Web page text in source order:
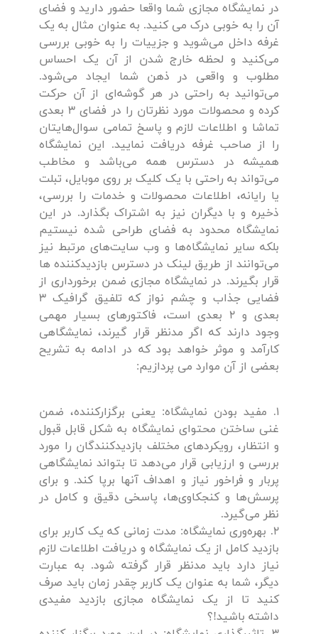
در نمایشگاه مجازی شما واقعا حضور دارید و فضای
آن را به خوبی درک می کنید. به عنوان مثال به یک
غرفه داخل می‌شوید و جزییات را به خوبی بررسی
می‌کنید و لحظه خارج شدن از آن یک احساس
مطلوب و واقعی در ذهن شما ایجاد می‌شود.
می‌توانید به راحتی در هر گوشه‌ای از آن حرکت
کرده و محصولات مورد نظرتان را در فضای 3 بعدی
تماشا و اطلاعات لازم و پاسخ تمامی سوال‌هایتان
را از صاحب غرفه دریافت نمایید. این نمایشگاه
همیشه در دسترس همه می‌باشد و مخاطب
می‌تواند به راحتی با یک کلیک بر روی موبایل، تبلت
یا رایانه، اطلاعات محصولات و خدمات را بررسی،
ذخیره و با دیگران نیز به اشتراک بگذارد. در این
نمایشگاه محدود به فضای طراحی شده نیستیم
بلکه سایر نمایشگاه‌ها و وب سایت‌های مرتبط نیز
می‌توانند از طریق لینک در دسترس بازدیدکننده ها
قرار بگیرند. در نمایشگاه مجازی ضمن برخورداری از
فضایی جذاب و چشم نواز که تلفیق گرافیک 3
بعدی و 2 بعدی است، فاکتورهای بسیار مهمی
وجود دارند که اگر مدنظر قرار گیرند، نمایشگاهی
کارآمد و موثر خواهد بود که در ادامه به تشریح
بعضی از آن موارد می پردازیم:
1. مفید بودن نمایشگاه: یعنی برگزارکننده، ضمن
غنی ساختن محتوای نمایشگاه به شکل قابل قبول
و انتظار، رویکرد‌‌های مختلف بازدیدکنندگان را مورد
بررسی و ارزیابی قرار می‌دهد تا بتواند نمایشگاهی
پربار و فراخور نیاز و اهداف آنها برپا کند. و برای
پرسش‌ها و کنجکاوی‌ها، پاسخی دقیق و کامل در
نظر می‌گیرد.
2. بهره‌وری نمایشگاه: مدت زمانی که یک کاربر برای
بازدید کامل از یک نمایشگاه و دریافت اطلاعات لازم
نیاز دارد باید مدنظر قرار گرفته شود. به عبارت
دیگر، شما به عنوان یک کاربر چقدر زمان باید صرف
کنید تا از یک نمایشگاه مجازی بازدید مفیدی
داشته باشید!؟